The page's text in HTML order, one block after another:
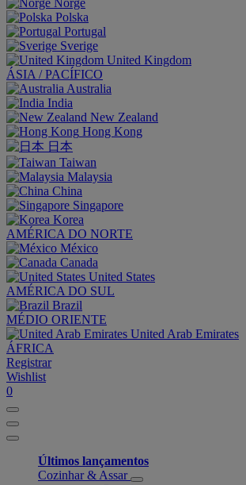
Norge
Polska
Portugal
Sverige
United Kingdom
ÁSIA / PACÍFICO
Australia
India
New Zealand
Hong Kong
日本
Taiwan
Malaysia
China
Singapore
Korea
AMÉRICA DO NORTE
México
Canada
United States
AMÉRICA DO SUL
Brazil
MÉDIO ORIENTE
United Arab Emirates
ÁFRICA
Registrar
Wishlist
0
Últimos lançamentos
Cozinhar & Assar